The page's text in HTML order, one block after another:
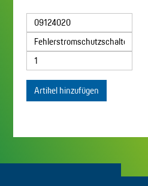
Artikel hinzufügen